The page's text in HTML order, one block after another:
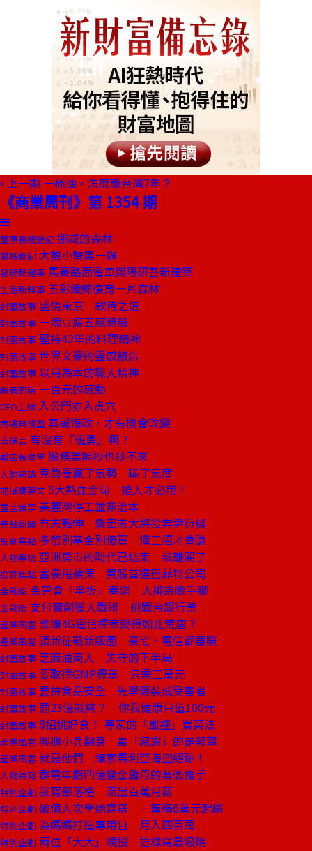
上一期 一桶油，怎麼騙台灣7年？
《商業周刊》第 1354 期
董事長嬉遊記 挪威的森林
饕姊食記 大蟹小蟹集一鍋
發現酷建築 馬賽路面電車與隈研吾新建築
生活新鮮事 五彩織錦復育一片森林
封面故事 盛情東京 款待之道
封面故事 一塊豆腐五感體驗
封面故事 堅持42年的料理精神
封面故事 世界文豪的靈感飯店
封面故事 以用為本的職人精神
編者的話 一百元的感動
CEO上線 入公門亦入虎穴
商場自慢塾 真誠悔改，才有機會改變
去梯言 有沒有「班勇」啊？
戴店長學堂 服務業照抄也抄不來
大師開講 克魯曼贏了氣勢 輸了氣度
戒掉爛英文 5大熱血金句 搶人才必用！
童言識李 美麗灣停工並非治本
焦點新聞 有志難伸 詹宏志大將投奔尹衍樑
投資焦點 多幣別基金別傻買 懂三招才會賺
人物專訪 亞洲房市的時代已結束 該離開了
投資焦點 富豪甩蘋果 買股首選巴菲特公司
金融街 金管會「半折」奉還 大綁壽險手腳
金融街 支付寶創獵人戰術 挑戰台銀行業
產業風雲 誰讓4G電信標案變得如此荒唐？
產業風雲 頂新征戰新版圖 豪宅、電信都要賺
封面故事 芝麻油商人 失守的下半局
封面故事 要取得GMP標章 只需三萬元
封面故事 要拚食品安全 先學假裝成受害者
封面故事 罰23億就夠？ 你我健康只值100元
封面故事 8招挑好食！ 專家的「風控」買菜法
產業風雲 興櫃小兵翻身 最「感謝」的是郭董
產業風雲 就是他們 讓索馬利亞海盜絕跡！
人物特寫 群電年虧四億變金雞母的幕後推手
特別企劃 我寫部落格 滾出百萬月薪
特別企劃 破億人次學她穿搭 一篇稿6萬元起跳
特別企劃 為媽媽打造專用包 月入四百萬
特別企劃 兩位「大大」親授 這樣寫最吸睛